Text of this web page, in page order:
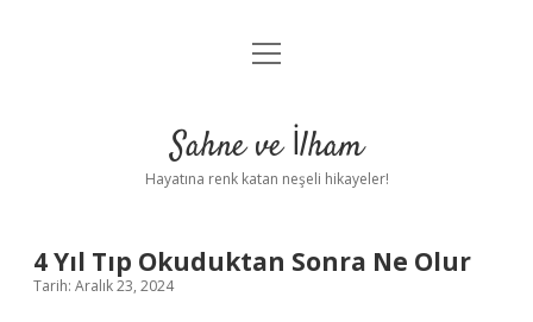
Anasayfa
Yasal Uyarı
menüyü
Sahne ve İlham
Hayatına renk katan neşeli hikayeler!
4 Yıl Tıp Okuduktan Sonra Ne Olur
Tarih: Aralık 23, 2024